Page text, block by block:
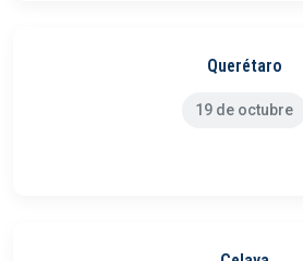
Querétaro
19 de octubre